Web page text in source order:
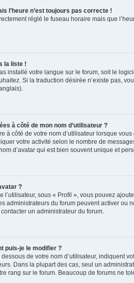
l’heure n’est toujours pas correcte !
réglé le fuseau horaire mais que
la liste !
installé votre langue sur le forum, soit le
Si la traduction désirée n’existe pas,
à côté de mon nom d’utilisateur ?
à côté de votre nom d’utilisateur lorsque
votre activité selon le nombre de
d’avatar qui est bien souvent unique et
?
l’utilisateur, sous « Profil », vous pouvez
administrateurs du forum peuvent activer
un administrateur du forum.
puis-je le modifier ?
de votre nom d’utilisateur, indiquent
Dans la plupart des cas, seul un
rang sur le forum. Beaucoup de forums ne